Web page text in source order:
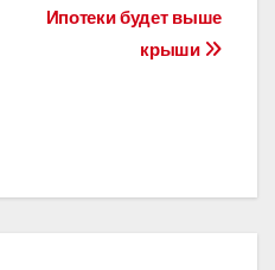
Ипотеки будет выше
крыши